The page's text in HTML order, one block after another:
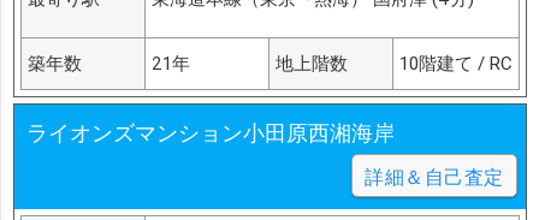
築年数 21年 地上階数 10階建て / RC
ライオンズマンション小田原西湘海岸
詳細＆自己査定